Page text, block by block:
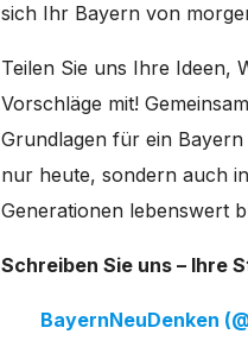
sich Ihr Bayern von
Teilen Sie uns Ihre Ideen,
Vorschläge mit!
Grundlagen für ein
nur heute, sondern auch
Generationen lebenswert
Schreiben Sie uns – Ihre
BayernNeuDenken